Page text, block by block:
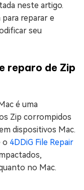
neste artigo.
reparar e
seu
reparo de Zip
é uma
Zip corrompidos
dispositivos Mac.
o 4DDiG File Repair
no Mac.